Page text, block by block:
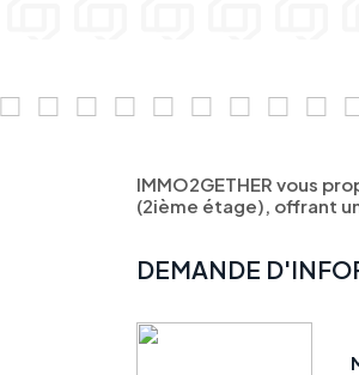
IMMO2GETHER vous
(2ième étage), offrant
DEMANDE